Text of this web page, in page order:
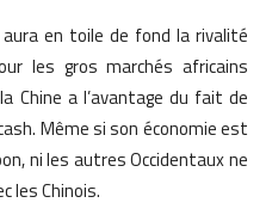
en toile de fond la rivalité
les gros marchés africains
Chine a l’avantage du fait de
Même si son économie est
ni les autres Occidentaux ne
les Chinois.